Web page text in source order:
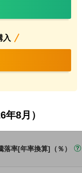
入
8月）
落率[年率換算]（％）